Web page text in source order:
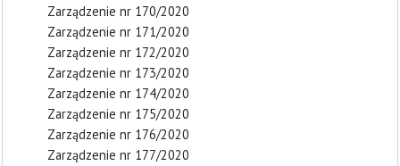
Zarządzenie nr 170/2020
Zarządzenie nr 171/2020
Zarządzenie nr 172/2020
Zarządzenie nr 173/2020
Zarządzenie nr 174/2020
Zarządzenie nr 175/2020
Zarządzenie nr 176/2020
Zarządzenie nr 177/2020